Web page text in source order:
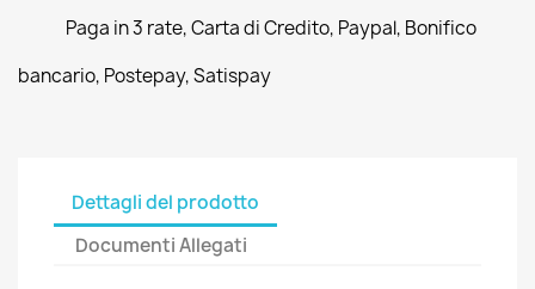
Paga in 3 rate, Carta di Credito, Paypal, Bonifico
bancario, Postepay, Satispay
Dettagli del prodotto
Documenti Allegati